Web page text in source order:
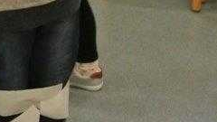
April 2018